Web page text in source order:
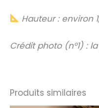
Hauteur : environ
Crédit photo (n°1) :
Produits similaires